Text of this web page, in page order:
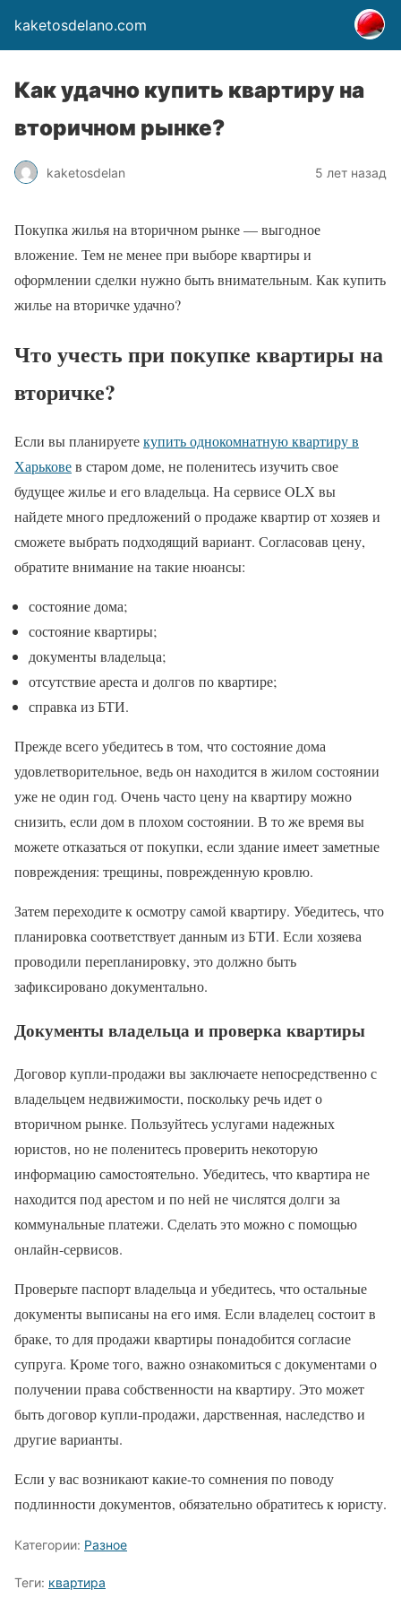
kaketosdelano.com
Как удачно купить квартиру на
вторичном рынке?
kaketosdelan 5 лет назад
Покупка жилья на вторичном рынке — выгодное
вложение. Тем не менее при выборе квартиры и
оформлении сделки нужно быть внимательным. Как купить
жилье на вторичке удачно?
Что учесть при покупке квартиры на
вторичке?
Если вы планируетекупить однокомнатную квартиру в
Харьковев старом доме, не поленитесь изучить свое
будущее жилье и его владельца. На сервисе OLX вы
найдете много предложений о продаже квартир от хозяев и
сможете выбрать подходящий вариант. Согласовав цену,
обратите внимание на такие нюансы:
состояние дома;
состояние квартиры;
документы владельца;
отсутствие ареста и долгов по квартире;
справка из БТИ.
Прежде всего убедитесь в том, что состояние дома
удовлетворительное, ведь он находится в жилом состоянии
уже не один год. Очень часто цену на квартиру можно
снизить, если дом в плохом состоянии. В то же время вы
можете отказаться от покупки, если здание имеет заметные
повреждения: трещины, поврежденную кровлю.
Затем переходите к осмотру самой квартиру. Убедитесь, что
планировка соответствует данным из БТИ. Если хозяева
проводили перепланировку, это должно быть
зафиксировано документально.
Документы владельца и проверка квартиры
Договор купли-продажи вы заключаете непосредственно с
владельцем недвижимости, поскольку речь идет о
вторичном рынке. Пользуйтесь услугами надежных
юристов, но не поленитесь проверить некоторую
информацию самостоятельно. Убедитесь, что квартира не
находится под арестом и по ней не числятся долги за
коммунальные платежи. Сделать это можно с помощью
онлайн-сервисов.
Проверьте паспорт владельца и убедитесь, что остальные
документы выписаны на его имя. Если владелец состоит в
браке, то для продажи квартиры понадобится согласие
супруга. Кроме того, важно ознакомиться с документами о
получении права собственности на квартиру. Это может
быть договор купли-продажи, дарственная, наследство и
другие варианты.
Если у вас возникают какие-то сомнения по поводу
подлинности документов, обязательно обратитесь к юристу.
Категории: Разное
Теги: квартира